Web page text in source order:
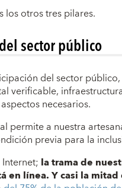
los otros tres pilares.
sector público
del sector
verificable,
necesarios.
permite a nuestra
previa para la
la trama de
en línea. Y casi la